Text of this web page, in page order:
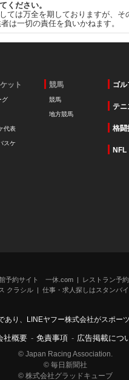
ください。
は万全を期しておりますが、
は一切の責任を負いかねます。
ット
グ
代表
スケ
競馬
競馬
地方競馬
ゴル
テニ
格闘
NFL
予約サイト 一休.com
レストラン予
クラシル 仕事・求人探しはスタンバイ
り、LINEヤフー株式会社がスポー
社概要 - 免責事項 - 広告掲載につ
© Japan Racing Association.
© 毎日新聞社
© 株式会社グラッドキューブ